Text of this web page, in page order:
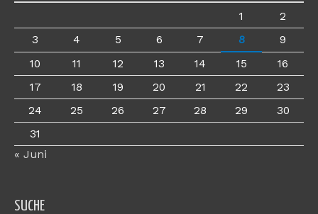
1
2
3
4 5 6 7 8
9
10
11 12 13 14 15
16
17
18 19 20 21 22
23
24
25 26 27 28 29
30
31
« Juni
SUCHE